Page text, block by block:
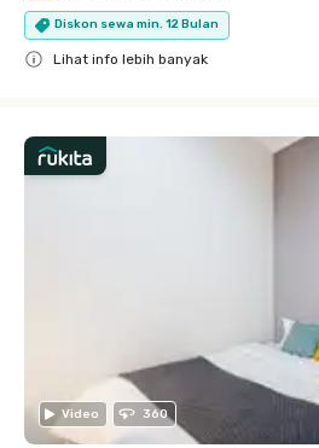
Diskon sewa min. 12 Bulan
Lihat info lebih banyak
Video 360